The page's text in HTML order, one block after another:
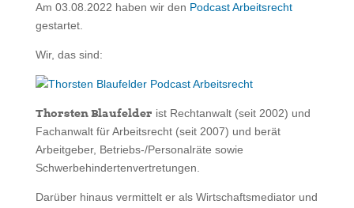
Am 03.08.2022 haben wir den Podcast Arbeitsrecht
gestartet.
Wir, das sind:
Thorsten Blaufelder ist Rechtanwalt (seit 2002) und
Fachanwalt für Arbeitsrecht (seit 2007) und berät
Arbeitgeber, Betriebs-/Personalräte sowie
Schwerbehindertenvertretungen.
Darüber hinaus vermittelt er als Wirtschaftsmediator und